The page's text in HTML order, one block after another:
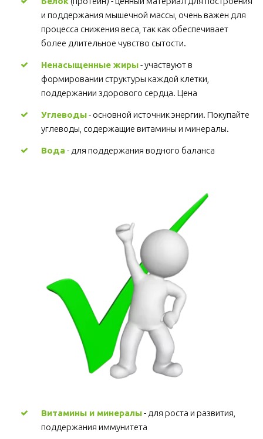
и поддержания мышечной массы, очень важен для
процесса снижения веса, так как обеспечивает
более длительное чувство сытости.
Ненасыщенные жиры - участвуют в
формировании структуры каждой клетки,
поддержании здорового сердца. Цена
Углеводы - основной источник энергии. Покупайте
углеводы, содержащие витамины и минералы.
Вода - для поддержания водного баланса
Витамины и минералы - для роста и развития,
поддержания иммунитета